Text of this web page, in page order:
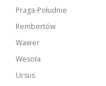
Praga-Południe
Rembertów
Wawer
Wesoła
Ursus